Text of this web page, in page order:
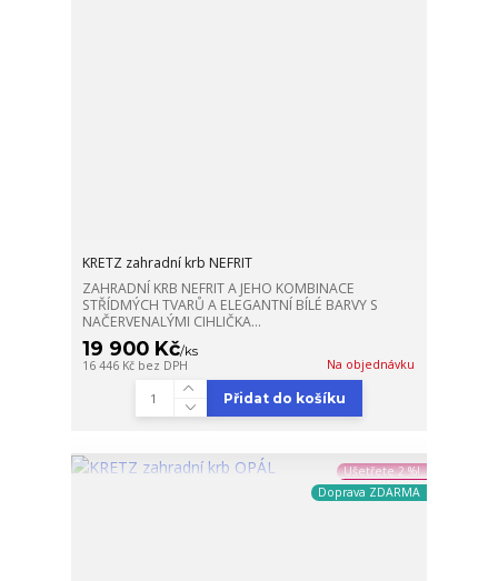
KRETZ zahradní krb NEFRIT
ZAHRADNÍ KRB NEFRIT A JEHO KOMBINACE
STŘÍDMÝCH TVARŮ A ELEGANTNÍ BÍLÉ BARVY S
NAČERVENALÝMI CIHLIČKA...
19 900 Kč/ks
16 446 Kč bez DPH Na objednávku
Přidat do košíku
Ušetřete 2 %!
Doprava ZDARMA